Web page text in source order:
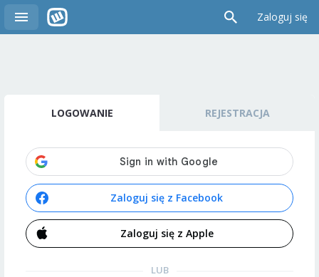
Zaloguj się
LOGOWANIE REJESTRACJA
Zaloguj się z Facebook
Zaloguj się z Apple
LUB